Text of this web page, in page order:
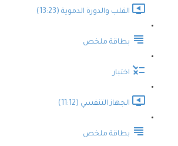
القلب والدورة الدموية (13:23)
بطاقة ملخص
اختبار
الجهاز التنفسي (11:12)
بطاقة ملخص